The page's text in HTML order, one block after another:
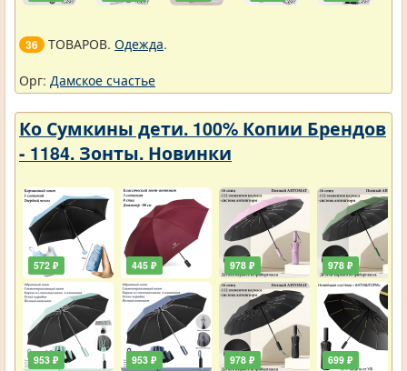
36 ТОВАРОВ. Одежда.
Орг: Дамское счастье
Ко Сумкины дети. 100% Копии Брендов
- 1184. Зонты. Новинки
572 ₽
953 ₽
445 ₽
953 ₽
978 ₽
978 ₽
978 ₽
699 ₽